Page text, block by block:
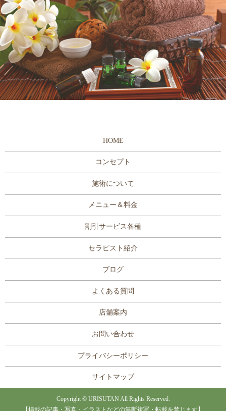
HOME
コンセプト
施術について
メニュー＆料金
割引サービス各種
セラピスト紹介
ブログ
よくある質問
店舗案内
お問い合わせ
プライバシーポリシー
サイトマップ
Copyright © URISUTAN All Rights Reserved.
【掲載の記事・写真・イラストなどの無断複写・転載を禁じます】